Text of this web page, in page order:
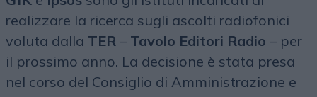
realizzare la ricerca sugli ascolti radiofonici
voluta dalla TER– Tavolo Editori Radio – per
il prossimo anno. La decisione è stata presa
nel corso del Consiglio di Amministrazione e